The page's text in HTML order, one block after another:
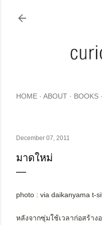
HOME ABOUT BOOKS
December 07, 2011
มาดใหม่
photo : via daikanyama t-
หลังจากซุ่มใช้เวลาก่อสร้าง